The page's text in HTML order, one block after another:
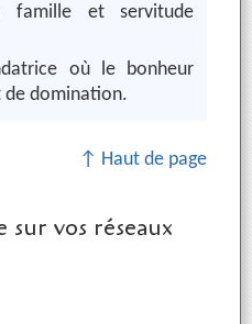
famille et servitude
où le bonheur
domination.
↑ Haut de page
vos réseaux